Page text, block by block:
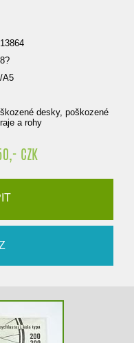
A5
desky, poškozené
a rohy
CZK